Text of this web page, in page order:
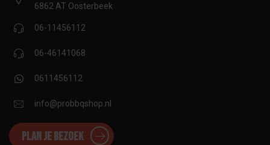
6862 AT Oosterbeek
06-11456112
06-46141068
0611456112
info@probbqshop.nl
Plan je bezoek